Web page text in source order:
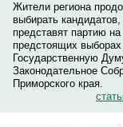
Жители региона
выбирать
представят партию на
предстоящих
Государственную
Законодательное
Приморского края.